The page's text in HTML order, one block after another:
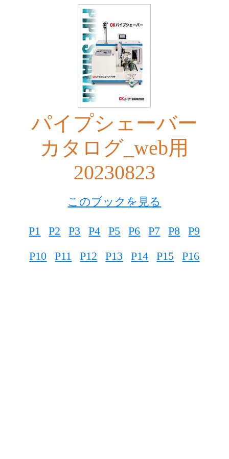
パイプシェーバー
カタログ_web用
20230823
このブックを見る
P1 P2 P3 P4 P5 P6 P7 P8
P9
P10
P11 P12 P13 P14 P15 P16